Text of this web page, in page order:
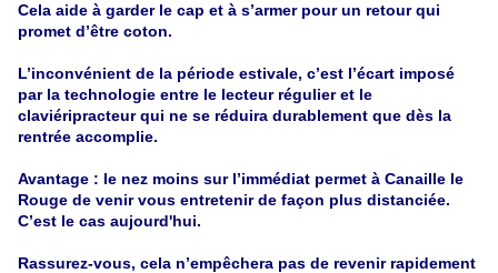
Cela aide à garder le cap et à s’armer pour un retour qui
promet d’être coton.
L’inconvénient de la période estivale, c’est l’écart imposé
par la technologie entre le lecteur régulier et le
claviéripracteur qui ne se réduira durablement que dès la
rentrée accomplie.
Avantage : le nez moins sur l’immédiat permet à Canaille le
Rouge de venir vous entretenir de façon plus distanciée.
C’est le cas aujourd'hui.
Rassurez-vous, cela n’empêchera pas de revenir rapidement